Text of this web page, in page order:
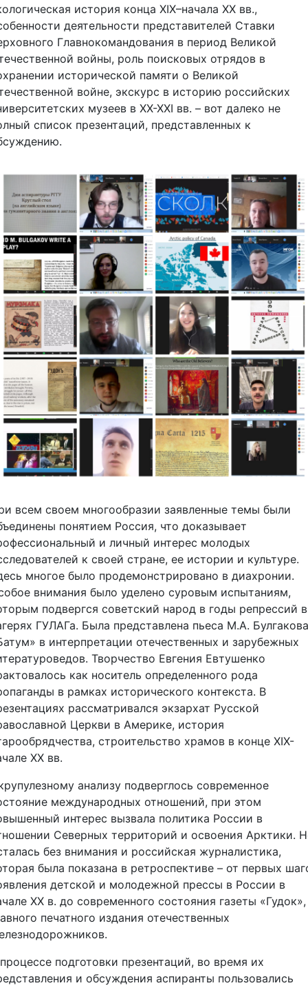
история конца XIX–начала XX вв.,
деятельности представителей Ставки
Главнокомандования в период Великой
войны, роль поисковых отрядов в
исторической памяти о Великой
войне, экскурс в историю российских
музеев в XX-XXI вв. – вот далеко не
список презентаций, представленных к
всем своем многообразии заявленные темы были
понятием Россия, что доказывает
и личный интерес молодых
к своей стране, ее истории и культуре.
многое было продемонстрировано в диахронии.
внимания было уделено суровым испытаниям,
подвергся советский народ в годы репрессий в
ГУЛАГа. Была представлена пьеса М.А. Булгакова
в интерпретации отечественных и зарубежных
Творчество Евгения Евтушенко
как носитель определенного рода
в рамках исторического контекста. В
рассматривался экзархат Русской
Церкви в Америке, история
строительство храмов в конце XIX-
XX вв.
анализу подверглось современное
международных отношений, при этом
интерес вызвала политика России в
Северных территорий и освоения Арктики.
без внимания и российская журналистика,
была показана в ретроспективе – от первых
детской и молодежной прессы в России в
XX в. до современного состояния газеты «Гудок»,
печатного издания отечественных
подготовки презентаций, во время их
и обсуждения аспиранты пользовались